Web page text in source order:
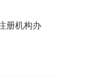
册机构办